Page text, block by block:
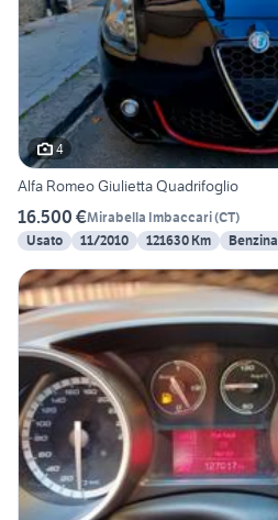
4
Alfa Romeo Giulietta Quadrifoglio
16.500 €Mirabella Imbaccari(CT)
Usato
11/2010 121630 Km Benzina